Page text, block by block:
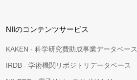
NIIのコンテンツサービス
KAKEN - 科学研究費助成事業データベース
IRDB - 学術機関リポジトリデータベース